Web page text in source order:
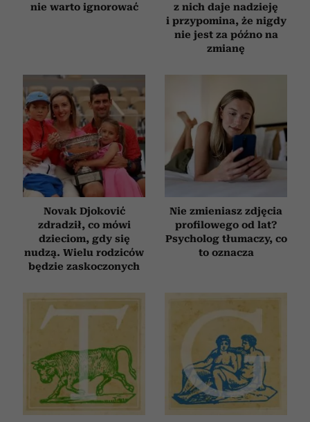
nie warto ignorować
z nich daje nadzieję
i przypomina, że nigdy
nie jest za późno na
zmianę
Novak Djoković
zdradził, co mówi
dzieciom, gdy się
nudzą. Wielu rodziców
będzie zaskoczonych
Nie zmieniasz zdjęcia
profilowego od lat?
Psycholog tłumaczy, co
to oznacza